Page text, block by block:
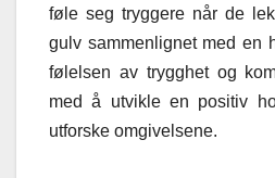
føle seg tryggere når de
gulv sammenlignet med en
følelsen av trygghet og
med å utvikle en positiv
utforske omgivelsene.